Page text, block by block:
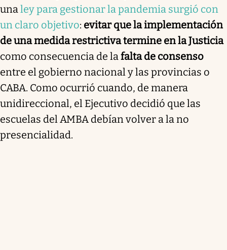
unaley para gestionar la pandemia surgió con
un claro objetivo: evitar que la implementación
de una medida restrictiva termine en la Justicia
como consecuencia de lafalta de consenso
entre el gobierno nacional y las provincias o
CABA. Como ocurrió cuando, de manera
unidireccional, el Ejecutivo decidió que las
escuelas del AMBA debían volver a la no
presencialidad.